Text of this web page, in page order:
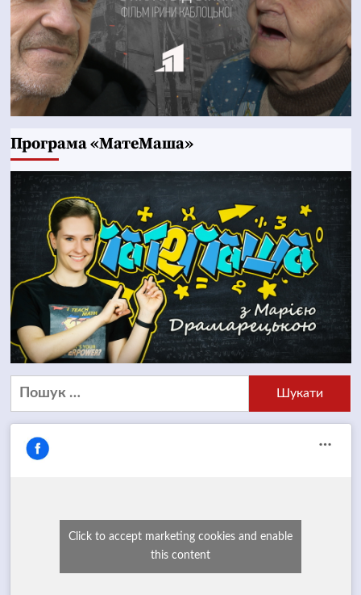
Програма «МатеМаша»
Пошук:
Click to accept marketing cookies and enable
this content